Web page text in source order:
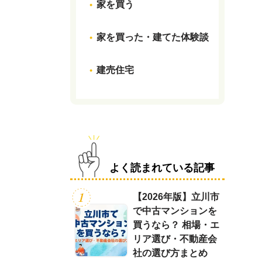
家を買う
家を買った・建てた体験談
建売住宅
よく読まれている記事
【2026年版】立川市
で中古マンションを
買うなら？ 相場・エ
リア選び・不動産会
社の選び方まとめ